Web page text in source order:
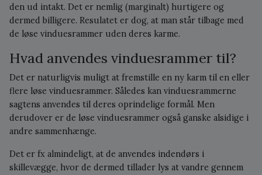
den ud intakt. Det er nemlig (marginalt) hurtigere og
dermed billigere. Resulatet er dog, at man står tilbage med
de løse vinduesrammer uden deres karme.
Hvad anvendes vinduesrammer til?
Det er naturligvis muligt at fremstille en ny karm til en eller
flere løse vinduesrammer. Således kan vinduesrammerne
sagtens anvendes til deres oprindelige formål. Men
derudover er de løse vinduesrammer også ganske alsidige i
andre sammenhænge.
Det er fx almindeligt, at de anvendes indendørs i
skillevægge, hvor de dermed tillader lys at vandre gennem